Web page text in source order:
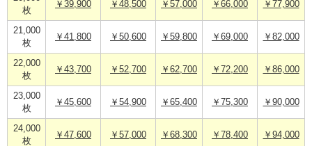
枚
￥39,900 ￥48,500 ￥57,000 ￥66,000 ￥77,900
21,000
枚
￥41,800 ￥50,600 ￥59,800 ￥69,000 ￥82,000
22,000
枚
￥43,700 ￥52,700 ￥62,700 ￥72,200 ￥86,000
23,000
枚
￥45,600 ￥54,900 ￥65,400 ￥75,300 ￥90,000
24,000
枚
￥47,600 ￥57,000 ￥68,300 ￥78,400 ￥94,000